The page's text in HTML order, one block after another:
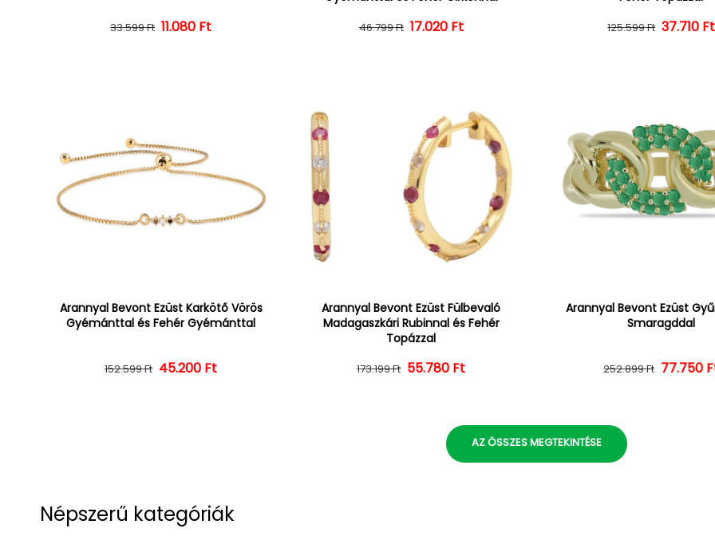
Normál ár
33.599 Ft Kedvezményes ár
11.080 Ft Normál ár
46.799 Ft Kedvezményes ár
17.020 Ft Normál ár
125.599 Ft 37.710 Ft
Arannyal Bevont Ezüst Karkötő Vörös
Gyémánttal és Fehér Gyémánttal
Normál ár
152.599 Ft Kedvezményes ár
45.200 Ft
Arannyal Bevont Ezüst Fülbevaló
Madagaszkári Rubinnal és Fehér
Topázzal
Normál ár
173.199 Ft Kedvezményes ár
55.780 Ft
Arannyal Bevont Ezüst
Smaragddal
Normál
252.899 Ft 77.750
AZ ÖSSZES MEGTEKINTÉSE
Népszerű kategóriák